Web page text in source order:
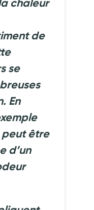
chaleur
de
se
En
peut être
d’un